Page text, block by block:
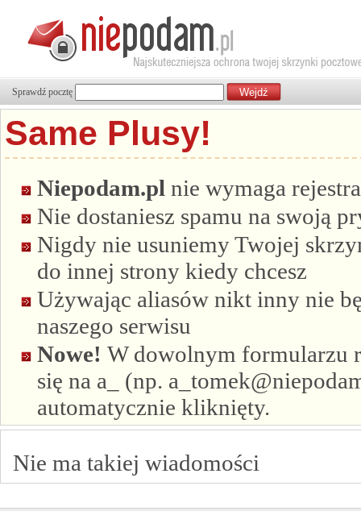
Sprawdź pocztę
Same Plusy!
Niepodam.pl nie wymaga
Nie dostaniesz spamu na swoją
Nigdy nie usuniemy Twojej
do innej strony kiedy chcesz
Używając aliasów nikt inny nie
naszego serwisu
Nowe! W dowolnym formularzu
się na a_ (np.
automatycznie kliknięty.
Nie ma takiej wiadomości